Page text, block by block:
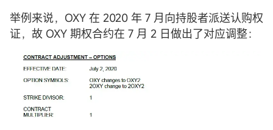
举例来说，OXY 在 2020 年 7 月向持股者派送认购权
证，故 OXY 期权合约在 7 月 2 日做出了对应调整：